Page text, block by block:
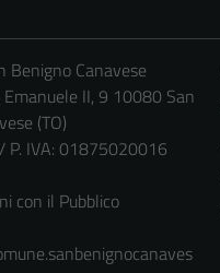
Benigno Canavese
II, 9 10080 San
(TO)
P. IVA: 01875020016
con il Pubblico